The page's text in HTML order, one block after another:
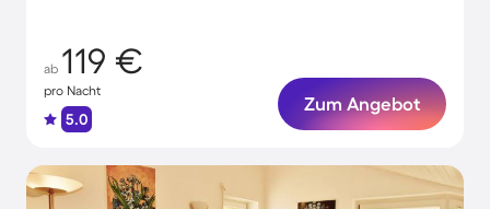
ab 119 €
pro Nacht
5.0
Zum Angebot